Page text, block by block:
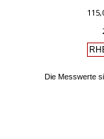
Die Messwerte